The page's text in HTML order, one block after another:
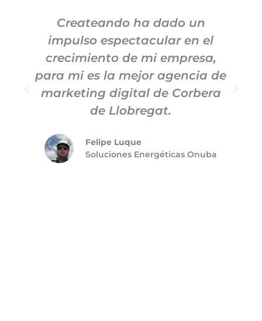
Createando ha dado un
impulso espectacular en el
crecimiento de mi empresa,
para mi es la mejor agencia de
marketing digital de Corbera
de Llobregat.
Felipe Luque
Soluciones Energéticas Onuba